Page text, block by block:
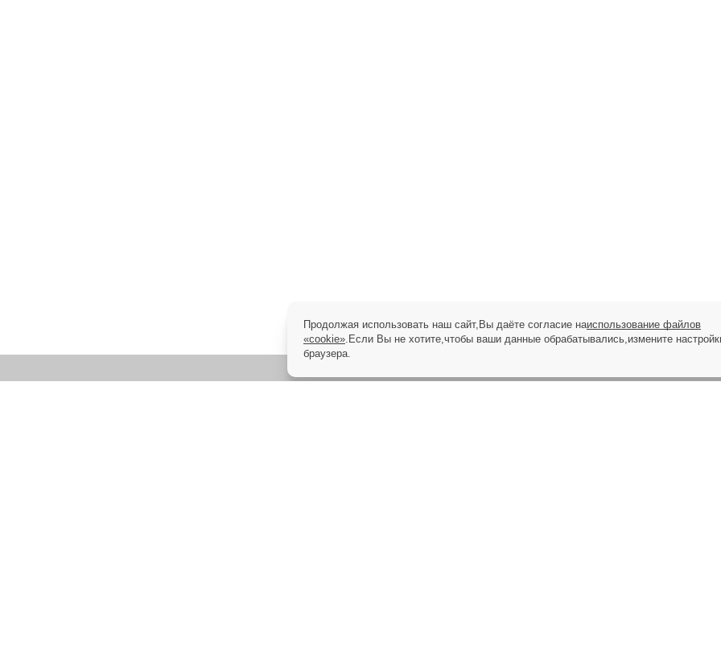
Продолжая использовать наш сайт,Вы даёте согласие наиспользование файлов
«cookie».Если Вы не хотите,чтобы ваши данные обрабатывались,измените
браузера.